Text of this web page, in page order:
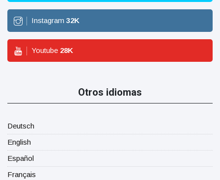
Instagram 32K
Youtube 28K
Otros idiomas
Deutsch
English
Español
Français